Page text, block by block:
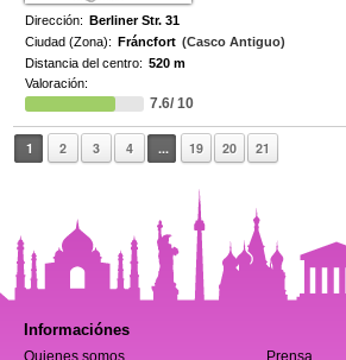
Dirección: Berliner Str. 31
Ciudad (Zona): Fráncfort (Casco Antiguo)
Distancia del centro: 520 m
Valoración:
7.6/ 10
1 2 3 4 ... 19 20 21
Informaciónes
Quienes somos Prensa